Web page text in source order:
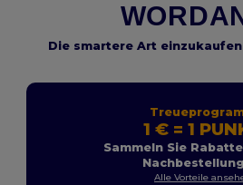
Die smartere Art
1 € = 1
Sammeln Sie
Alle Vorteile